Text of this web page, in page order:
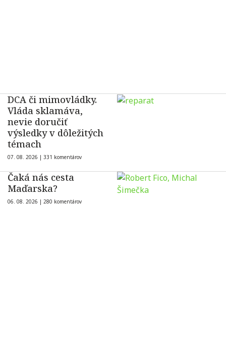
DCA či mimovládky.
Vláda sklamáva,
nevie doručiť
výsledky v dôležitých
témach
07. 08. 2026 | 331 komentárov
Čaká nás cesta
Maďarska?
06. 08. 2026 | 280 komentárov